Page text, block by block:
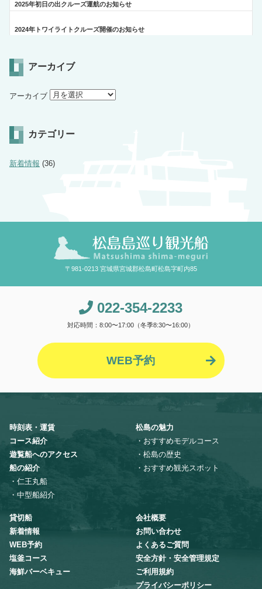
2025年初日の出クルーズ運航のお知らせ
2024年トワイライトクルーズ開催のお知らせ
アーカイブ
アーカイブ
カテゴリー
新着情報 (36)
〒981-0213 宮城県宮城郡松島町松島字町内85
022-354-2233
対応時間：8:00〜17:00（冬季8:30〜16:00）
WEB予約
時刻表・運賃
コース紹介
遊覧船へのアクセス
船の紹介
・仁王丸船
・中型船紹介
松島の魅力
・おすすめモデルコース
・松島の歴史
・おすすめ観光スポット
貸切船
新着情報
WEB予約
塩釜コース
海鮮バーベキュー
会社概要
お問い合わせ
よくあるご質問
安全方針・安全管理規定
ご利用規約
プライバシーポリシー